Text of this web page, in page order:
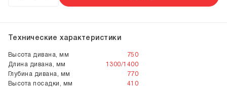
Технические характеристики
Высота дивана, мм
750
Длина дивана, мм
1300/1400
Глубина дивана, мм
770
Высота посадки, мм
410